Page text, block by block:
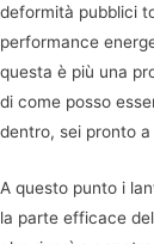
deformità pubblici
performance
questa è più una
di come posso
dentro, sei pronto
A questo punto i
la parte efficace